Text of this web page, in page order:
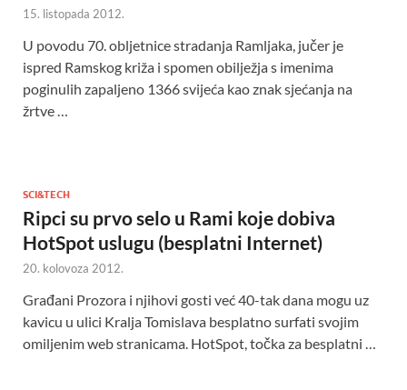
15. listopada 2012.
U povodu 70. obljetnice stradanja Ramljaka, jučer je
ispred Ramskog križa i spomen obilježja s imenima
poginulih zapaljeno 1366 svijeća kao znak sjećanja na
žrtve …
SCI&TECH
Ripci su prvo selo u Rami koje dobiva
HotSpot uslugu (besplatni Internet)
20. kolovoza 2012.
Građani Prozora i njihovi gosti već 40-tak dana mogu uz
kavicu u ulici Kralja Tomislava besplatno surfati svojim
omiljenim web stranicama. HotSpot, točka za besplatni …